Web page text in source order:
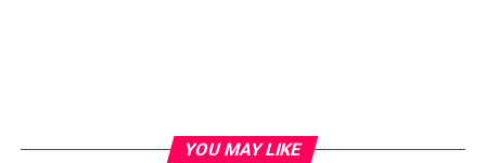
YOU MAY LIKE